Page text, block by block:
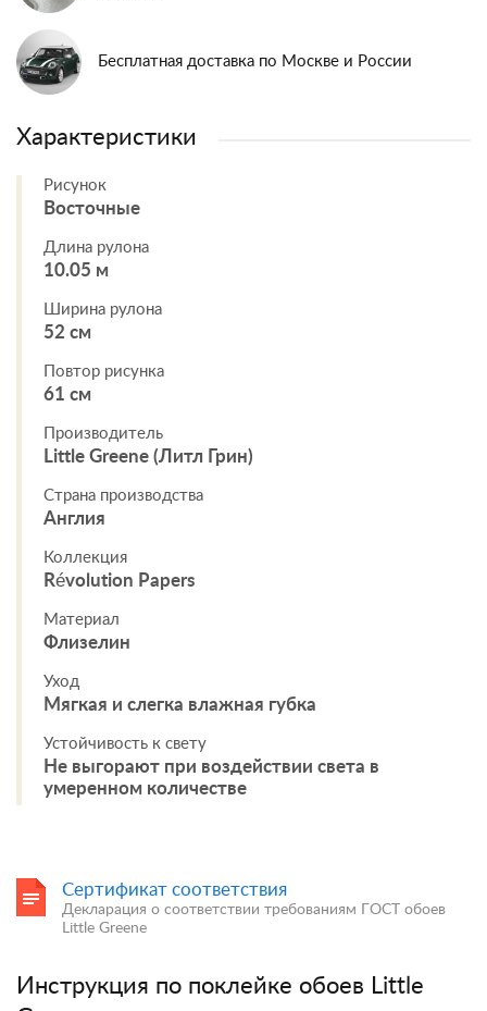
Бесплатная доставка по Москве и России
Характеристики
Рисунок
Восточные
Длина рулона
10.05 м
Ширина рулона
52 см
Повтор рисунка
61 см
Производитель
Little Greene (Литл Грин)
Страна производства
Англия
Коллекция
Révolution Papers
Материал
Флизелин
Уход
Мягкая и слегка влажная губка
Устойчивость к свету
Не выгорают при воздействии света в
умеренном количестве
Сертификат соответствия
Декларация о соответствии требованиям ГОСТ обоев
Little Greene
Инструкция по поклейке обоев Little